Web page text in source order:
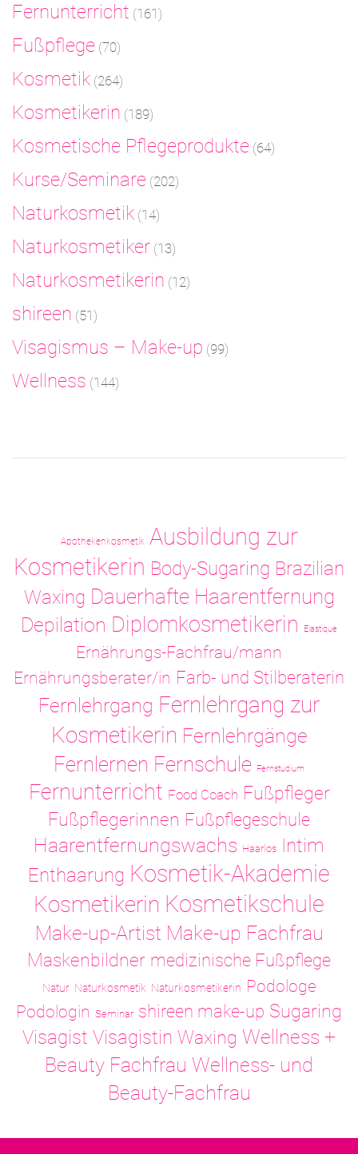
Fernunterricht (161)
Fußpflege (70)
Kosmetik (264)
Kosmetikerin (189)
Kosmetische Pflegeprodukte (64)
Kurse/Seminare (202)
Naturkosmetik (14)
Naturkosmetiker (13)
Naturkosmetikerin (12)
shireen (51)
Visagismus – Make-up (99)
Wellness (144)
Apothekenkosmetik Ausbildung zur
Kosmetikerin Body-Sugaring Brazilian
Waxing Dauerhafte Haarentfernung
Depilation Diplomkosmetikerin Elastique
Ernährungs-Fachfrau/mann
Ernährungsberater/in Farb- und Stilberaterin
Fernlehrgang Fernlehrgang zur
Kosmetikerin Fernlehrgänge
Fernlernen Fernschule Fernstudium
Fernunterricht Food Coach Fußpfleger
Fußpflegerinnen Fußpflegeschule
Haarentfernungswachs Haarlos Intim
Enthaarung Kosmetik-Akademie
Kosmetikerin Kosmetikschule
Make-up-Artist Make-up Fachfrau
Maskenbildner medizinische Fußpflege
Natur Naturkosmetik Naturkosmetikerin Podologe
Podologin Seminar shireen make-up Sugaring
Visagist Visagistin Waxing Wellness +
Beauty Fachfrau Wellness- und
Beauty-Fachfrau